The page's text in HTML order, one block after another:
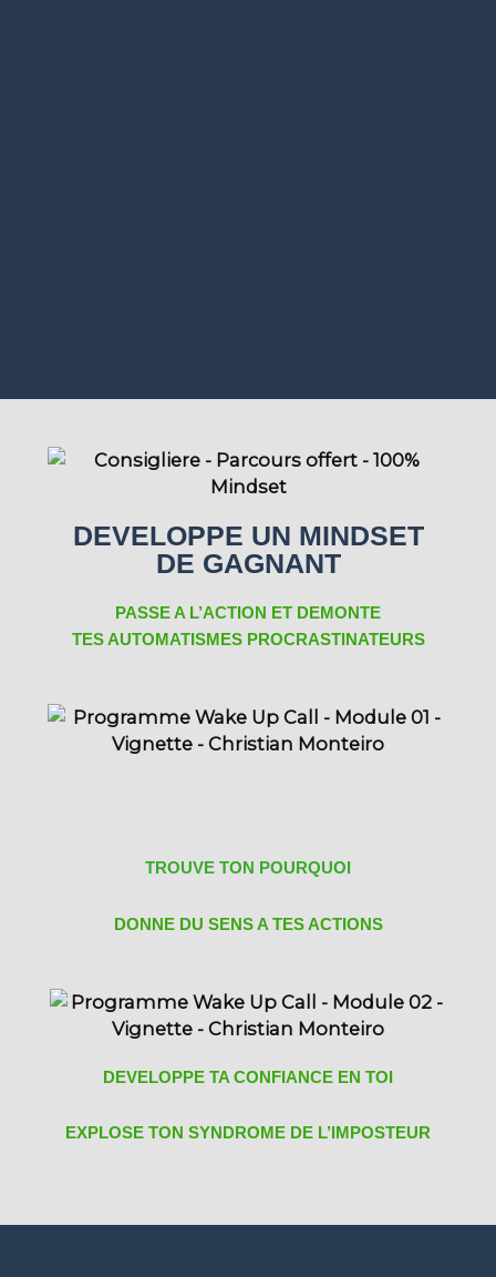
DEVELOPPE UN MINDSET
DE GAGNANT
PASSE A L’ACTION ET DEMONTE
TES AUTOMATISMES PROCRASTINATEURS
TROUVE TON POURQUOI
DONNE DU SENS A TES ACTIONS
DEVELOPPE TA CONFIANCE EN TOI
EXPLOSE TON SYNDROME DE L’IMPOSTEUR